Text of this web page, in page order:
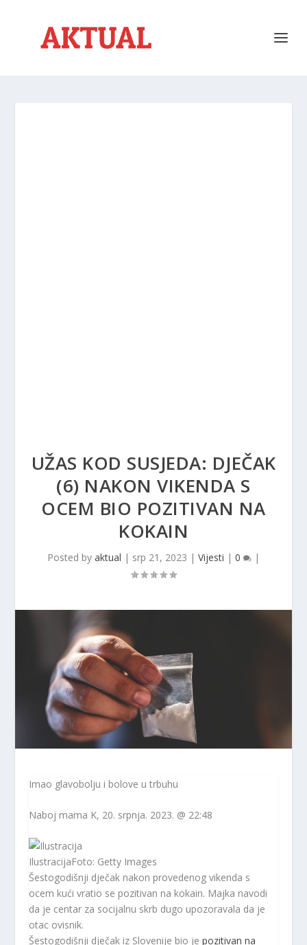
UŽAS KOD SUSJEDA: DJEČAK
(6) NAKON VIKENDA S
OCEM BIO POZITIVAN NA
KOKAIN
Posted by aktual | srp 21, 2023 | Vijesti | 0 |
Imao glavobolju i bolove u trbuhu
Naboj mama K, 20. srpnja. 2023. @ 22:48
IlustracijaFoto: Getty Images
Šestogodišnji dječak nakon provedenog vikenda s
ocem kući vratio se pozitivan na kokain. Majka navodi
da je centar za socijalnu skrb dugo upozoravala da je
otac ovisnik.
Šestogodišnji dječak iz Slovenije bio jepozitivan na